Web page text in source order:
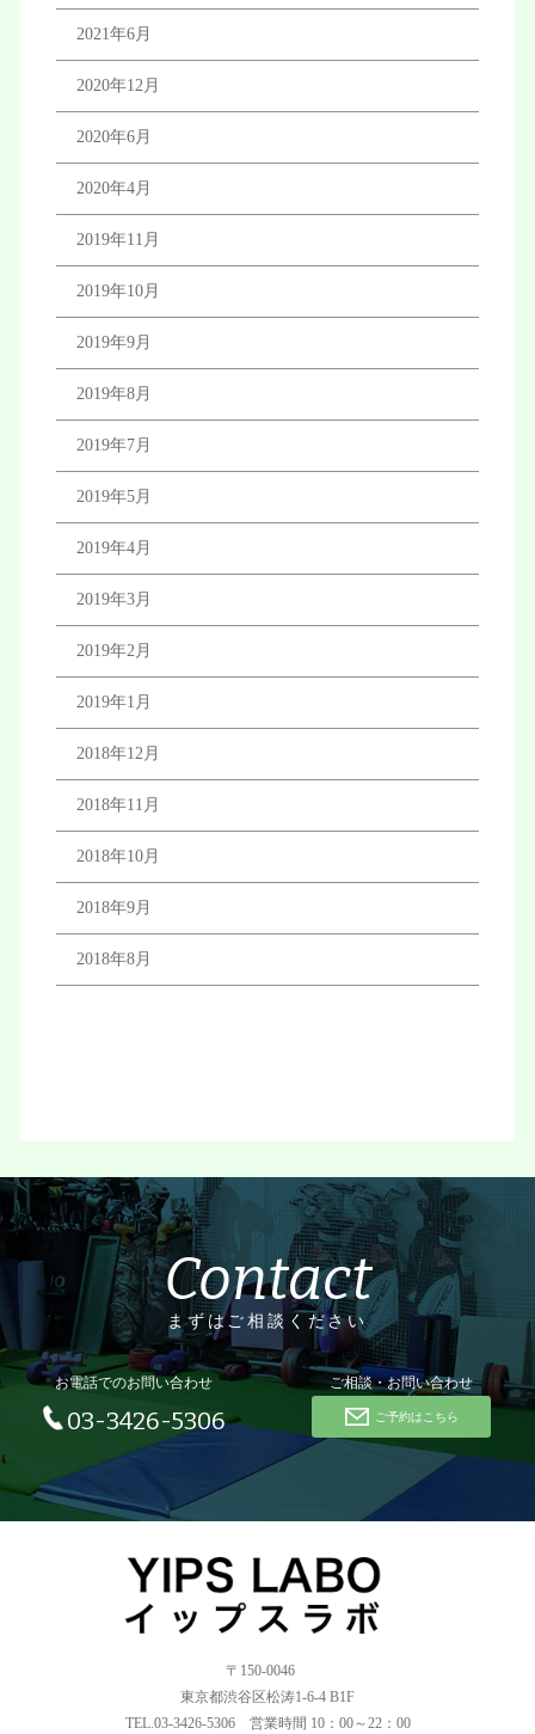
2021年6月
2020年12月
2020年6月
2020年4月
2019年11月
2019年10月
2019年9月
2019年8月
2019年7月
2019年5月
2019年4月
2019年3月
2019年2月
2019年1月
2018年12月
2018年11月
2018年10月
2018年9月
2018年8月
Contact
まずはご相談ください
お電話でのお問い合わせ
03-3426-5306
ご相談・お問い合わせ
ご予約はこちら
〒150-0046
東京都渋谷区松涛1-6-4 B1F
TEL.03-3426-5306 営業時間 10：00～22：00